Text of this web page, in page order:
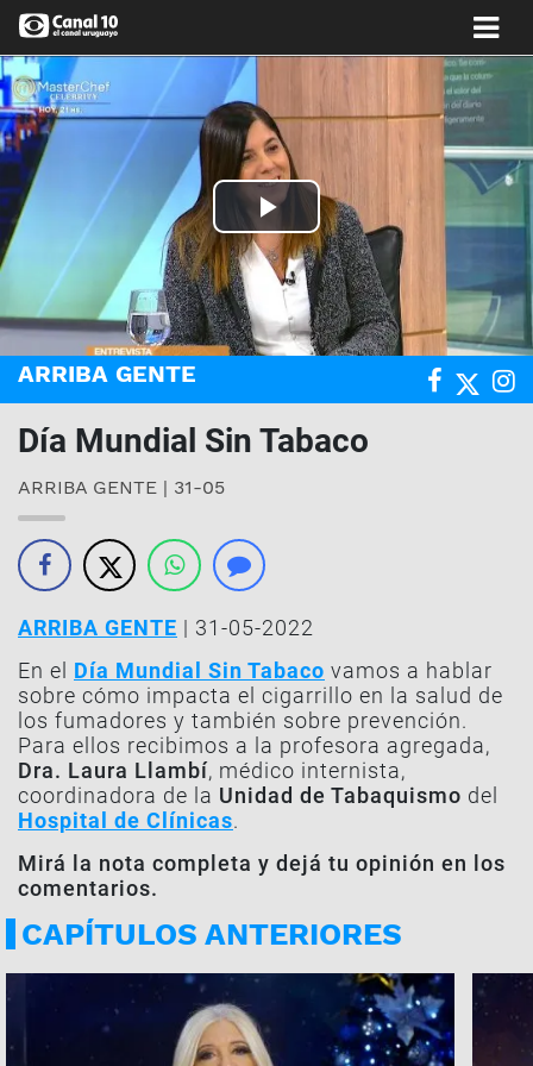
Play
Video
ARRIBA GENTE
Día Mundial Sin Tabaco
ARRIBA GENTE | 31-05
ARRIBA GENTE | 31-05-2022
En el Día Mundial Sin Tabaco vamos a hablar
sobre cómo impacta el cigarrillo en la salud de
los fumadores y también sobre prevención.
Para ellos recibimos a la profesora agregada,
Dra. Laura Llambí, médico internista,
coordinadora de la Unidad de Tabaquismo del
Hospital de Clínicas.
Mirá la nota completa y dejá tu opinión en los
comentarios.
CAPÍTULOS ANTERIORES